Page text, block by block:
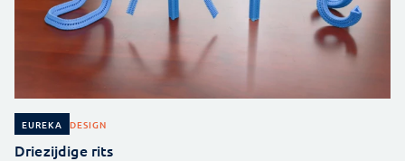
EUREKA DESIGN
Driezijdige rits